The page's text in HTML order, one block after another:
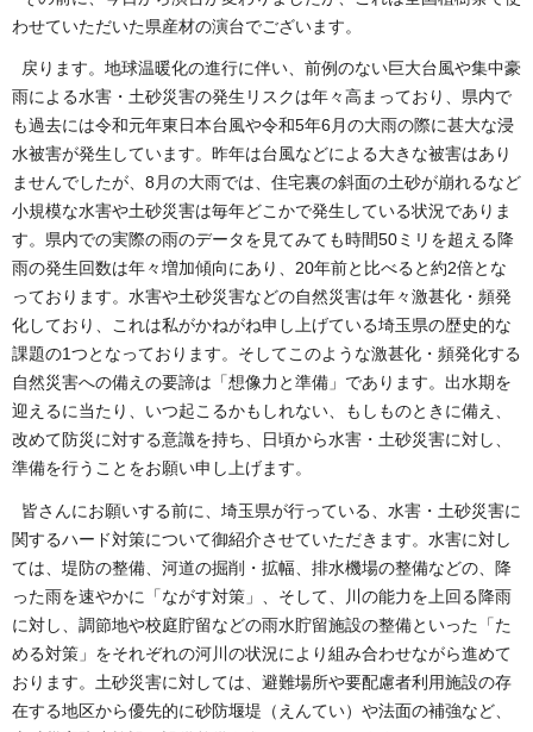
わせていただいた県産材の演台でございます。
戻ります。地球温暖化の進行に伴い、前例のない巨大台風や集中豪
雨による水害・土砂災害の発生リスクは年々高まっており、県内で
も過去には令和元年東日本台風や令和5年6月の大雨の際に甚大な浸
水被害が発生しています。昨年は台風などによる大きな被害はあり
ませんでしたが、8月の大雨では、住宅裏の斜面の土砂が崩れるなど
小規模な水害や土砂災害は毎年どこかで発生している状況でありま
す。県内での実際の雨のデータを見てみても時間50ミリを超える降
雨の発生回数は年々増加傾向にあり、20年前と比べると約2倍とな
っております。水害や土砂災害などの自然災害は年々激甚化・頻発
化しており、これは私がかねがね申し上げている埼玉県の歴史的な
課題の1つとなっております。そしてこのような激甚化・頻発化する
自然災害への備えの要諦は「想像力と準備」であります。出水期を
迎えるに当たり、いつ起こるかもしれない、もしものときに備え、
改めて防災に対する意識を持ち、日頃から水害・土砂災害に対し、
準備を行うことをお願い申し上げます。
皆さんにお願いする前に、埼玉県が行っている、水害・土砂災害に
関するハード対策について御紹介させていただきます。水害に対し
ては、堤防の整備、河道の掘削・拡幅、排水機場の整備などの、降
った雨を速やかに「ながす対策」、そして、川の能力を上回る降雨
に対し、調節地や校庭貯留などの雨水貯留施設の整備といった「た
める対策」をそれぞれの河川の状況により組み合わせながら進めて
おります。土砂災害に対しては、避難場所や要配慮者利用施設の存
在する地区から優先的に砂防堰堤（えんてい）や法面の補強など、